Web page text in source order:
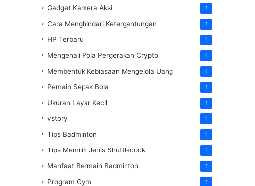
Gadget Kamera Aksi 1
Cara Menghindari Ketergantungan 1
HP Terbaru 1
Mengenali Pola Pergerakan Crypto 1
Membentuk Kebiasaan Mengelola Uang 1
Pemain Sepak Bola 1
Ukuran Layar Kecil 1
vstory 1
Tips Badminton 1
Tips Memilih Jenis Shuttlecock 1
Manfaat Bermain Badminton 1
Program Gym 1